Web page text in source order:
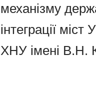
механізму
інтеграції
ХНУ імені В.Н.